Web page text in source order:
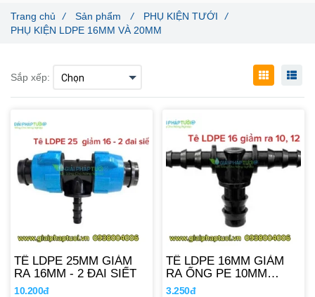
Sắp xếp:
TÊ LDPE 25MM GIẢM
RA 16MM - 2 ĐAI SIẾT
10.200đ
TÊ LDPE 16MM GIẢM
RA ỐNG PE 10MM
12MM
3.250đ
Trang chủ / Sản phẩm / PHỤ KIỆN TƯỚI
/
PHỤ KIỆN LDPE 16MM VÀ 20MM